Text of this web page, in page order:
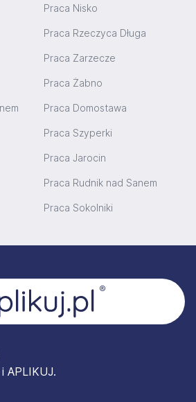
Praca Nisko
Praca Rzeczyca Długa
Praca Zarzecze
Praca Żabno
Praca Domostawa
Praca Szyperki
Praca Jarocin
Praca Rudnik nad Sanem
Praca Sokolniki
APLIKUJ.